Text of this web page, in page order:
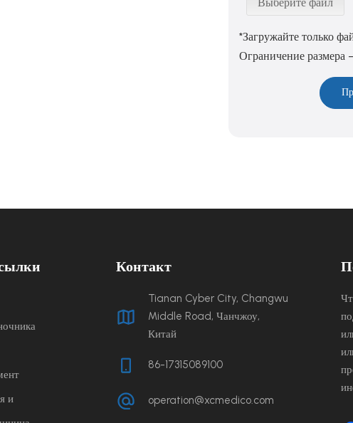
*Загружайте только
Ограничение
и
Контакт
Tianan Cyber ​​City, Changwu
Middle Road, Чанчжоу,
Китай
86-17315089100
operation@xcmedico.com